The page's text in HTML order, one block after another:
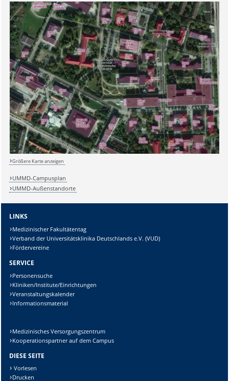
Sicherheitsabfrage:
Lösung:
Größere Karte anzeigen
UMMD-Campusplan
UMMD-Außenstandorte
LINKS
Medizinischer Fakultätentag
Verband der Universitätsklinika Deutschlands e.V. (VUD)
Fördervereine
SERVICE
Personensuche
Kliniken/Institute/Einrichtungen
Veranstaltungskalender
Informationsmaterial
Medizinisches Versorgungszentrum
Kooperationspartner auf dem Campus
DIESE SEITE
Vorlesen
Drucken